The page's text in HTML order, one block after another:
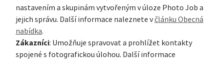
nastavením a skupinám vytvořeným v úloze Photo Job a
jejich správu. Další informace naleznete včlánku Obecná
nabídka.
Zákazníci: Umožňuje spravovat a prohlížet kontakty
spojené s fotografickou úlohou. Další informace